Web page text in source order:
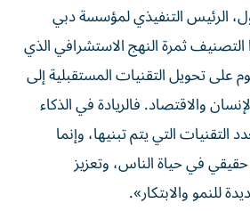
الرئيس التنفيذي لمؤسسة دبي
ثمرة النهج الاستشرافي الذي
على تحويل التقنيات المستقبلية إلى
والاقتصاد. فالريادة في الذكاء
التي يتم تبنيها، وإنما
في حياة الناس، وتعزيز
للنمو والابتكار».